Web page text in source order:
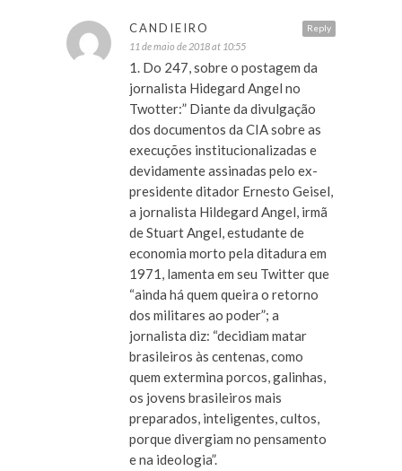
Reply
CANDIEIRO
11 de maio de 2018 at 10:55
1. Do 247, sobre o postagem da
jornalista Hidegard Angel no
Twotter:” Diante da divulgação
dos documentos da CIA sobre as
execuções institucionalizadas e
devidamente assinadas pelo ex-
presidente ditador Ernesto Geisel,
a jornalista Hildegard Angel, irmã
de Stuart Angel, estudante de
economia morto pela ditadura em
1971, lamenta em seu Twitter que
“ainda há quem queira o retorno
dos militares ao poder”; a
jornalista diz: “decidiam matar
brasileiros às centenas, como
quem extermina porcos, galinhas,
os jovens brasileiros mais
preparados, inteligentes, cultos,
porque divergiam no pensamento
e na ideologia”.